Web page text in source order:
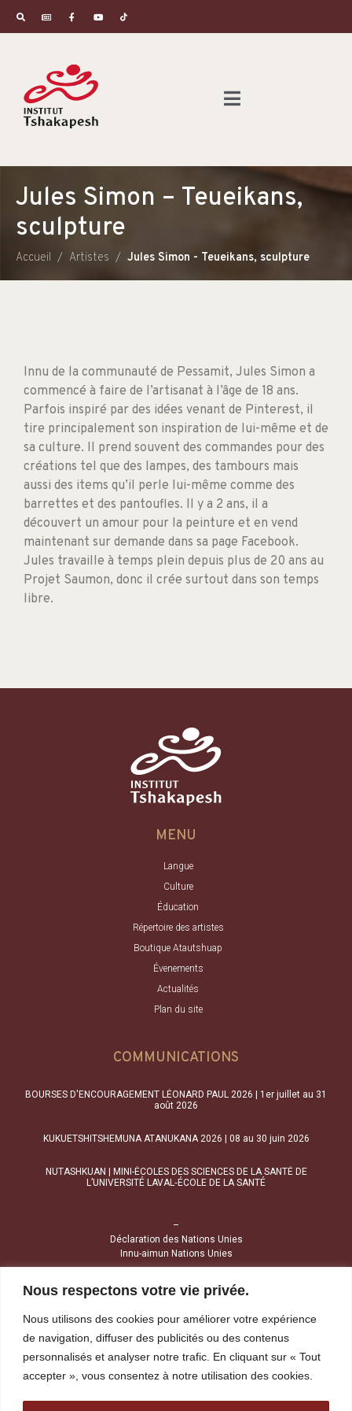
Nous respectons votre vie privée.
Nous utilisons des cookies pour améliorer votre expérience
de navigation, diffuser des publicités ou des contenus
personnalisés et analyser notre trafic. En cliquant sur « Tout
accepter », vous consentez à notre utilisation des cookies.
Jules Simon – Teueikans,
sculpture
Accueil Artistes Jules Simon - Teueikans, sculpture
Innu de la communauté de Pessamit, Jules Simon a
commencé à faire de l’artisanat à l’âge de 18 ans.
Parfois inspiré par des idées venant de Pinterest, il
tire principalement son inspiration de lui-même et de
sa culture. Il prend souvent des commandes pour des
créations tel que des lampes, des tambours mais
aussi des items qu’il perle lui-même comme des
barrettes et des pantoufles. Il y a 2 ans, il a
découvert un amour pour la peinture et en vend
maintenant sur demande dans sa page Facebook.
Jules travaille à temps plein depuis plus de 20 ans au
Projet Saumon, donc il crée surtout dans son temps
libre.
MENU
Langue
Culture
Éducation
Répertoire des artistes
Boutique Atautshuap
Évenements
Actualités
Plan du site
COMMUNICATIONS
BOURSES D'ENCOURAGEMENT LÉONARD PAUL 2026 | 1er juillet au 31
août 2026
KUKUETSHITSHEMUNA ATANUKANA 2026 | 08 au 30 juin 2026
NUTASHKUAN | MINI-ÉCOLES DES SCIENCES DE LA SANTÉ DE
L’UNIVERSITÉ LAVAL‑ÉCOLE DE LA SANTÉ
–
Déclaration des Nations Unies
Innu-aimun Nations Unies
NOUS JOINDRE
1034, avenue Brochu
Tél :418 968-4424
Télécopieur :418 968-1841